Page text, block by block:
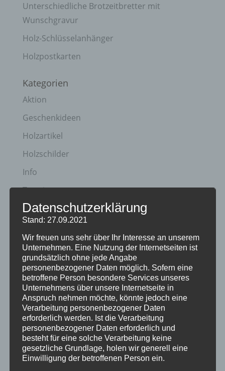
Unterschiedliche Brotzeitbretter mit
Wunschgravur
Holz-Schlüsselanhänger
Holzpostkarten
Kategorien
Aktion
Geschenkideen
Holzartikel
Holzschilder
Info
Termine
Archiv
April 2023
Januar 2021
Juli 2020
März 2018
Dezember 2017
März 2017
November 2016
August 2016
Datenschutzerklärung
Stand: 27.09.2021
Wir freuen uns sehr über Ihr Interesse an unserem
Unternehmen. Eine Nutzung der Internetseiten ist
grundsätzlich ohne jede Angabe
personenbezogener Daten möglich. Sofern eine
betroffene Person besondere Services unseres
Unternehmens über unsere Internetseite in
Anspruch nehmen möchte, könnte jedoch eine
Verarbeitung personenbezogener Daten
erforderlich werden. Ist die Verarbeitung
personenbezogener Daten erforderlich und
besteht für eine solche Verarbeitung keine
gesetzliche Grundlage, holen wir generell eine
Einwilligung der betroffenen Person ein.